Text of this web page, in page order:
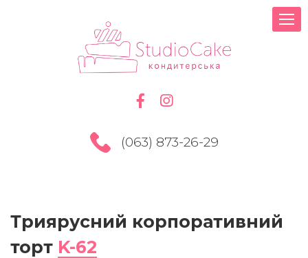
(063) 873-26-29
Триярусний корпоративний
торт K-62